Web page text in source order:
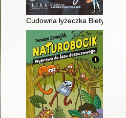
Cudowna łyżeczka Biety